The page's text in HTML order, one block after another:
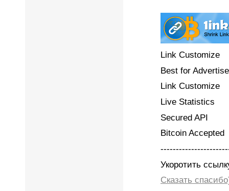
Link Customize
Best for
Link Customize
Live Statistics
Secured API
Bitcoin Accepted
Укоротить
Сказать